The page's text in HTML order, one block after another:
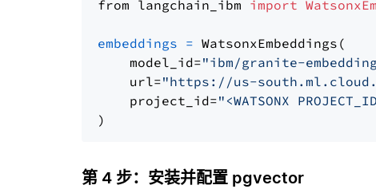
from langchain_ibm import
embeddings = WatsonxEmbeddings(
    model_id=
"ibm/granite-
    url=
"https://us-
    project_id=
"<WATSONX
第 4 步：安装并配置 pgvector